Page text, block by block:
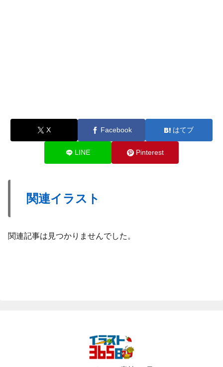
X Facebook はてブ
LINE Pinterest
関連イラスト
関連記事は見つかりませんでした。